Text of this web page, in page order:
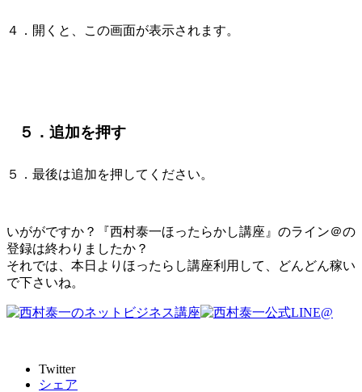
４．開くと、この画面が表示されます。
５．追加を押す
５．最後は追加を押してください。
いががですか？『西村泰一ほったらかし講座』のライン＠の
登録は終わりましたか？
それでは、本日よりほったらし講座利用して、どんどん稼い
で下さいね。
Twitter
シェア